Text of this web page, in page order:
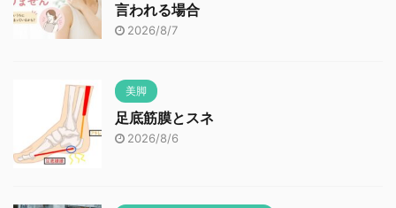
言われる場合
2026/8/7
美脚
足底筋膜とスネ
2026/8/6